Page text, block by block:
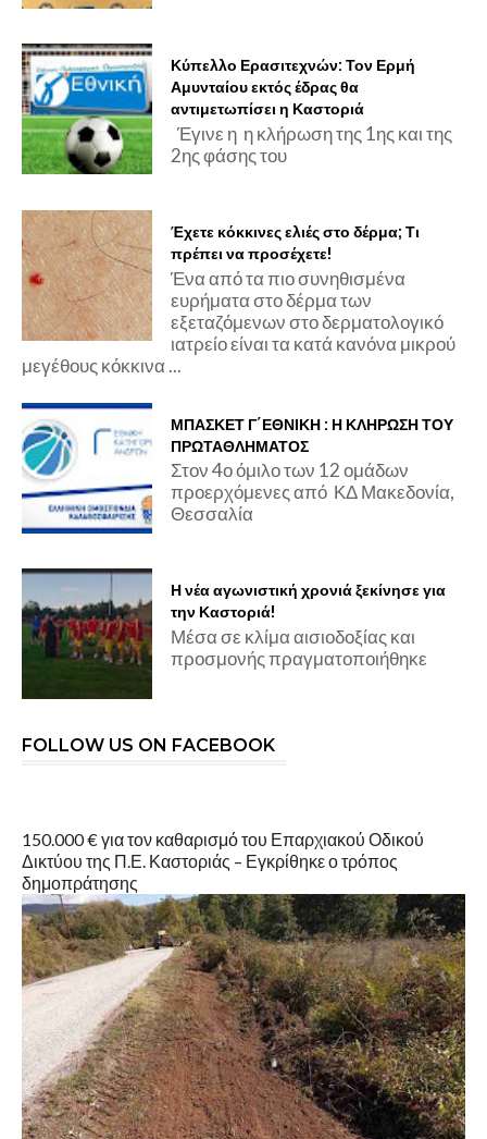
Κύπελλο Ερασιτεχνών: Τον Ερμή
Αμυνταίου εκτός έδρας θα
αντιμετωπίσει η Καστοριά
Έγινε η η κλήρωση της 1ης και της
2ης φάσης του
Έχετε κόκκινες ελιές στο δέρμα; Τι
πρέπει να προσέχετε!
Ένα από τα πιο συνηθισμένα
ευρήματα στο δέρμα των
εξεταζόμενων στο δερματολογικό
ιατρείο είναι τα κατά κανόνα μικρού
μεγέθους κόκκινα ...
ΜΠΑΣΚΕΤ Γ΄ΕΘΝΙΚΗ : Η ΚΛΗΡΩΣΗ ΤΟΥ
ΠΡΩΤΑΘΛΗΜΑΤΟΣ
Στον 4ο όμιλο των 12 ομάδων
προερχόμενες από ΚΔ Μακεδονία,
Θεσσαλία
Η νέα αγωνιστική χρονιά ξεκίνησε για
την Καστοριά!
Μέσα σε κλίμα αισιοδοξίας και
προσμονής πραγματοποιήθηκε
FOLLOW US ON FACEBOOK
150.000 € για τον καθαρισμό του Επαρχιακού Οδικού
Δικτύου της Π.Ε. Καστοριάς – Εγκρίθηκε ο τρόπος
δημοπράτησης